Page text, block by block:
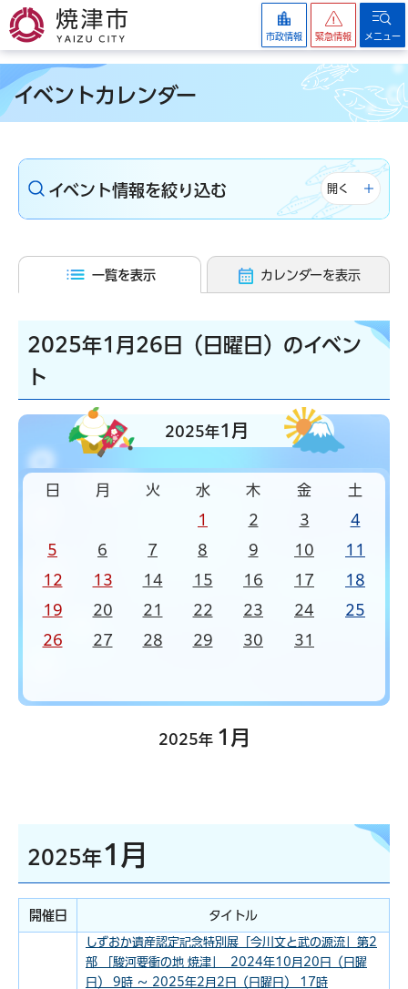
焼津市
市政情報 緊急情報 メニュー
イベントカレンダー
イベント情報を絞り込む 開く
一覧を表示 カレンダーを表示
2025年1月26日（日曜日）のイベン
ト
2025年1月
日 月 火 水 木 金 土
1 2 3 4
5 6 7 8 9 10 11
12 13 14 15 16 17 18
19 20 21 22 23 24 25
26 27 28 29 30 31
2025年 1月
2025年1月
開催日 タイトル
しずおか遺産認定記念特別展「今川文と武の源流」第2
部 「駿河要衝の地 焼津」 2024年10月20日（日曜
日） 9時 ～ 2025年2月2日（日曜日） 17時